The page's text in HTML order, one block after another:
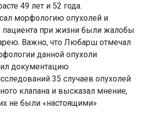
49 лет и 52 года.
морфологию опухолей и
пациента при жизни были жалобы
Важно, что Любарш отмечал
данной опухоли
документацию
35 случаев опухолей
клапана и высказал мнение,
не были «настоящими»